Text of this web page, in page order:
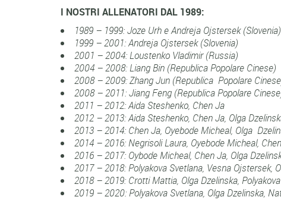
I NOSTRI ALLENATORI DAL 1989:
1989 – 1999: Joze Urh e Andreja Ojstersek (Slovenia)
1999 – 2001: Andreja Ojstersek (Slovenia)
2001 – 2004: Loustenko Vladimir (Russia)
2004 – 2008: Liang Bin (Republica Popolare Cinese)
2008 – 2009: Zhang Jun (Republica Popolare
2008 – 2011: Jiang Feng (Republica Popolare
2011 – 2012: Aida Steshenko, Chen Ja
2012 – 2013: Aida Steshenko, Chen Ja, Olga
2013 – 2014: Chen Ja, Oyebode Micheal, Olga
2014 – 2016: Negrisoli Laura, Oyebode Micheal,
2016 – 2017: Oybode Micheal, Chen Ja, Olga
2017 – 2018: Polyakova Svetlana, Vesna Ojstersek,
2018 – 2019: Crotti Mattia, Olga Dzelinska,
2019 – 2020:Polyakova Svetlana, Olga Dzelinska,